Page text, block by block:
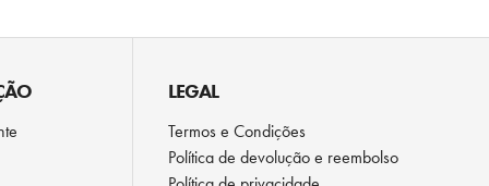
page
LEGAL
Termos e Condições
Política de devolução e reembolso